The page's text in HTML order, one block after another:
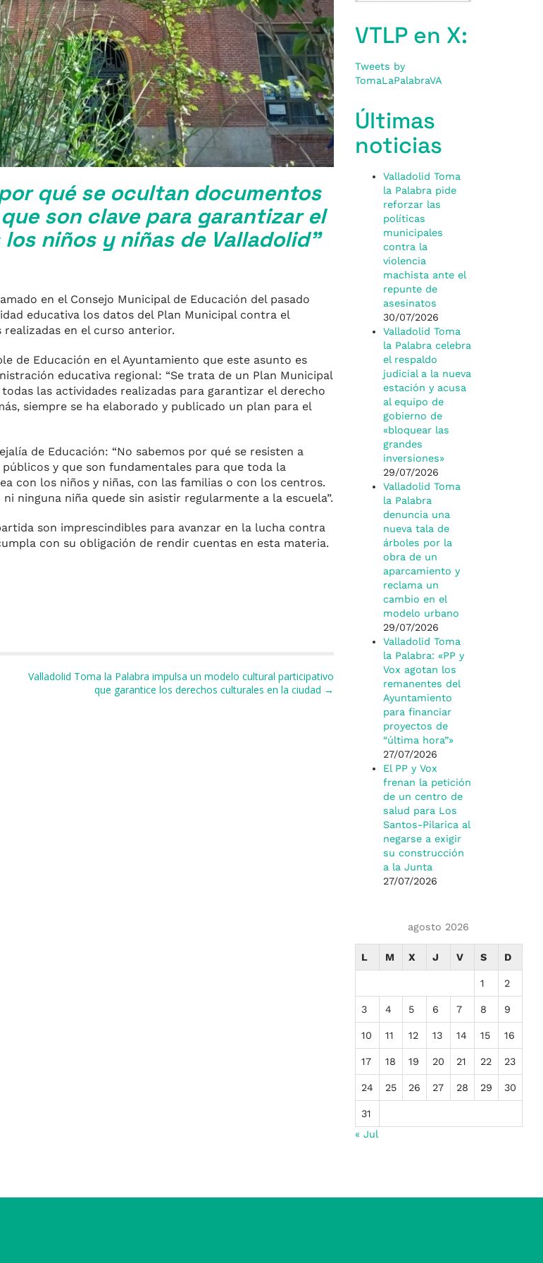
qué se ocultan documentos
son clave para garantizar el
niños y niñas de Valladolid”
en el Consejo Municipal de Educación del pasado
educativa los datos del Plan Municipal contra el
en el curso anterior.
de Educación en el Ayuntamiento que este asunto es
educativa regional: “Se trata de un Plan Municipal
las actividades realizadas para garantizar el derecho
siempre se ha elaborado y publicado un plan para el
de Educación: “No sabemos por qué se resisten a
y que son fundamentales para que toda la
con los niños y niñas, con las familias o con los centros.
ninguna niña quede sin asistir regularmente a la escuela”.
son imprescindibles para avanzar en la lucha contra
con su obligación de rendir cuentas en esta materia.
Valladolid Toma la Palabra impulsa un modelo cultural participativo
que garantice los derechos culturales en la ciudad →
VTLP en X:
Tweets by
TomaLaPalabraVA
Últimas
noticias
Valladolid Toma
la Palabra pide
reforzar las
políticas
municipales
contra la
violencia
machista ante el
repunte de
asesinatos
30/07/2026
Valladolid Toma
la Palabra celebra
el respaldo
judicial a la nueva
estación y acusa
al equipo de
gobierno de
«bloquear las
grandes
inversiones»
29/07/2026
Valladolid Toma
la Palabra
denuncia una
nueva tala de
árboles por la
obra de un
aparcamiento y
reclama un
cambio en el
modelo urbano
29/07/2026
Valladolid Toma
la Palabra: «PP y
Vox agotan los
remanentes del
Ayuntamiento
para financiar
proyectos de
“última hora”»
27/07/2026
El PP y Vox
frenan la petición
de un centro de
salud para Los
Santos-Pilarica al
negarse a exigir
su construcción
a la Junta
27/07/2026
agosto 2026
L M X J V S D
1 2
3 4 5 6 7 8 9
10 11 12 13 14 15 16
17 18 19 20 21 22 23
24 25 26 27 28 29 30
31
« Jul